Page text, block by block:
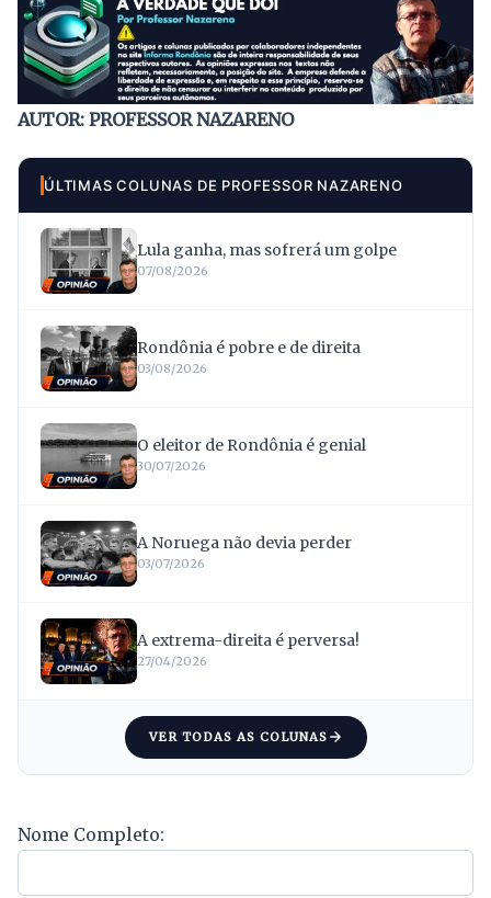
AUTOR: PROFESSOR NAZARENO
ÚLTIMAS COLUNAS DE PROFESSOR NAZARENO
Lula ganha, mas sofrerá um golpe
07/08/2026
Rondônia é pobre e de direita
03/08/2026
O eleitor de Rondônia é genial
30/07/2026
A Noruega não devia perder
03/07/2026
A extrema-direita é perversa!
27/04/2026
VER TODAS AS COLUNAS
Nome Completo: